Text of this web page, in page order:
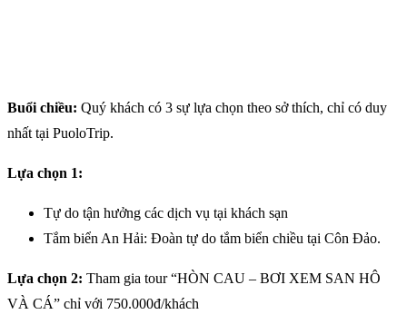
Buổi chiều: Quý khách có 3 sự lựa chọn theo sở thích, chỉ có duy
nhất tại PuoloTrip.
Lựa chọn 1:
Tự do tận hưởng các dịch vụ tại khách sạn
Tắm biển An Hải: Đoàn tự do tắm biển chiều tại Côn Đảo.
Lựa chọn 2: Tham gia tour “HÒN CAU – BƠI XEM SAN HÔ
VÀ CÁ” chỉ với 750.000đ/khách